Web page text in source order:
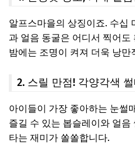
알프스마을의 상징이죠. 수십
과 얼음 동굴은 어디서 찍어
밤에는 조명이 켜져 더욱 낭
2. 스릴 만점! 각양각색
아이들이 가장 좋아하는 눈썰
즐길 수 있는 봅슬레이와 얼
타는 재미가 쏠쏠합니다.